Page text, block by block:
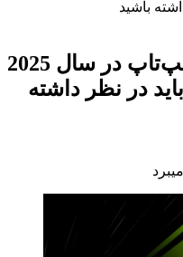
چه چیز جدیدی در خرید لپ‌تاپ در سال 2025
که باید در نظر داشته